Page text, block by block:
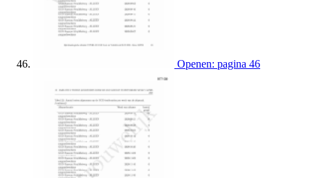
Openen: pagina 46